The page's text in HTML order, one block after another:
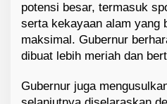
potensi besar, termasuk
serta kekayaan alam yang
maksimal. Gubernur
dibuat lebih meriah dan
Gubernur juga